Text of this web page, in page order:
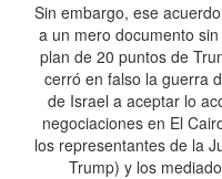
Sin embargo, ese
a un mero documento
plan de 20 puntos de
cerró en falso la guerra
de Israel a aceptar lo
negociaciones en El
los representantes de la
Trump) y los